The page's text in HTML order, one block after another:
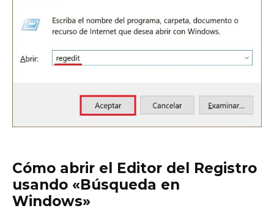
Cómo abrir el Editor del Registro
usando «Búsqueda en
Windows»